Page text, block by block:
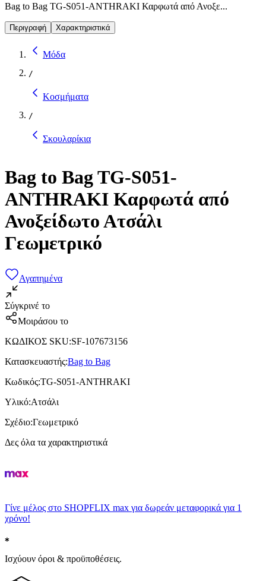
Bag to Bag TG-S051-ANTHRAKI Καρφωτά από Ανοξε...
Περιγραφή Χαρακτηριστικά
Μόδα
/
Κοσμήματα
/
Σκουλαρίκια
Bag to Bag TG-S051-
ANTHRAKI Καρφωτά από
Ανοξείδωτο Ατσάλι
Γεωμετρικό
Αγαπημένα
Σύγκρινέ το
Μοιράσου το
ΚΩΔΙΚΟΣ SKU:SF-107673156
Κατασκευαστής:Bag to Bag
Κωδικός:TG-S051-ANTHRAKI
Υλικό:Ατσάλι
Σχέδιο:Γεωμετρικό
Δες όλα τα χαρακτηριστικά
Γίνε μέλος στο SHOPFLIX max για δωρεάν μεταφορικά για 1
χρόνο!
Ισχύουν όροι & προϋποθέσεις.